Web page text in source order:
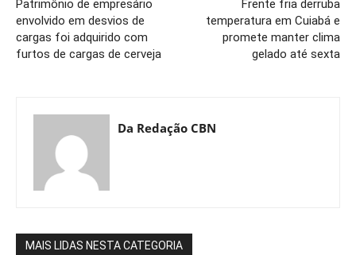
Patrimônio de empresário
envolvido em desvios de
cargas foi adquirido com
furtos de cargas de cerveja
Frente fria derruba
temperatura em Cuiabá e
promete manter clima
gelado até sexta
Da Redação CBN
MAIS LIDAS NESTA CATEGORIA